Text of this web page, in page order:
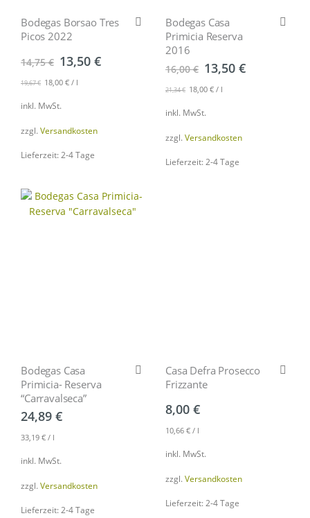
Bodegas Borsao Tres
Picos 2022
14,75€ 13,50€
19,67€ 18,00 €/ l
inkl. MwSt.
zzgl. Versandkosten
Lieferzeit: 2-4 Tage
Bodegas Casa
Primicia Reserva
2016
16,00€ 13,50€
21,34€ 18,00 €/ l
inkl. MwSt.
zzgl. Versandkosten
Lieferzeit: 2-4 Tage
Bodegas Casa
Primicia- Reserva
“Carravalseca”
24,89 €
33,19 € / l
inkl. MwSt.
zzgl. Versandkosten
Lieferzeit: 2-4 Tage
Casa Defra Prosecco
Frizzante
8,00 €
10,66 € / l
inkl. MwSt.
zzgl. Versandkosten
Lieferzeit: 2-4 Tage